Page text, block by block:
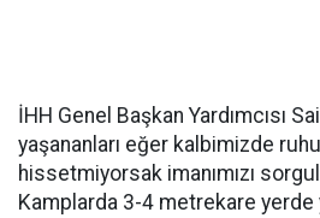
İHH Genel Başkan Yardımcısı
yaşananları eğer kalbimizde
hissetmiyorsak imanımızı
Kamplarda 3-4 metrekare